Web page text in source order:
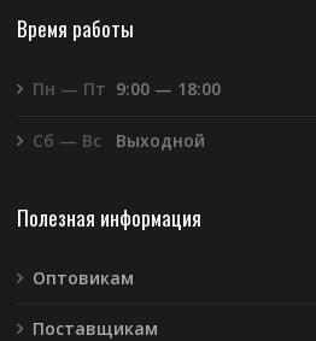
Время работы
Пн — Пт 9:00 — 18:00
Сб — Вс Выходной
Полезная информация
Оптовикам
Поставщикам